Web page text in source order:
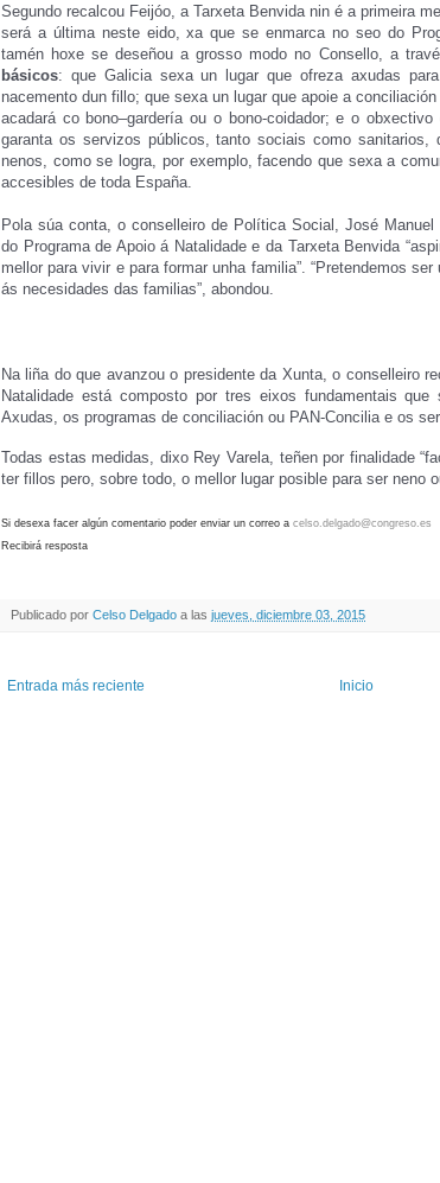
Segundo recalcou Feijóo, a Tarxeta Benvida nin é a primeira
será a última neste eido, xa que se enmarca no seo do
tamén hoxe se deseñou a grosso modo no Consello, a
básicos: que Galicia sexa un lugar que ofreza axudas
nacemento dun fillo; que sexa un lugar que apoie a
acadará co bono–gardería ou o bono-coidador; e o
garanta os servizos públicos, tanto sociais como
nenos, como se logra, por exemplo, facendo que sexa a
accesibles de toda España.
Pola súa conta, o conselleiro de Política Social, José
do Programa de Apoio á Natalidade e da Tarxeta Benvida
mellor para vivir e para formar unha familia”. “Pretendemos
ás necesidades das familias”, abondou.
Na liña do que avanzou o presidente da Xunta, o conselleiro
Natalidade está composto por tres eixos fundamentais
Axudas, os programas de conciliación ou PAN-Concilia e os
Todas estas medidas, dixo Rey Varela, teñen por finalidade
ter fillos pero, sobre todo, o mellor lugar posible para ser neno
Si desexa facer algún comentario poder enviar un correo a celso.delgado@congreso.es
Recibirá resposta
Publicado por Celso Delgado a las jueves, diciembre 03, 2015
Entrada más reciente Inicio